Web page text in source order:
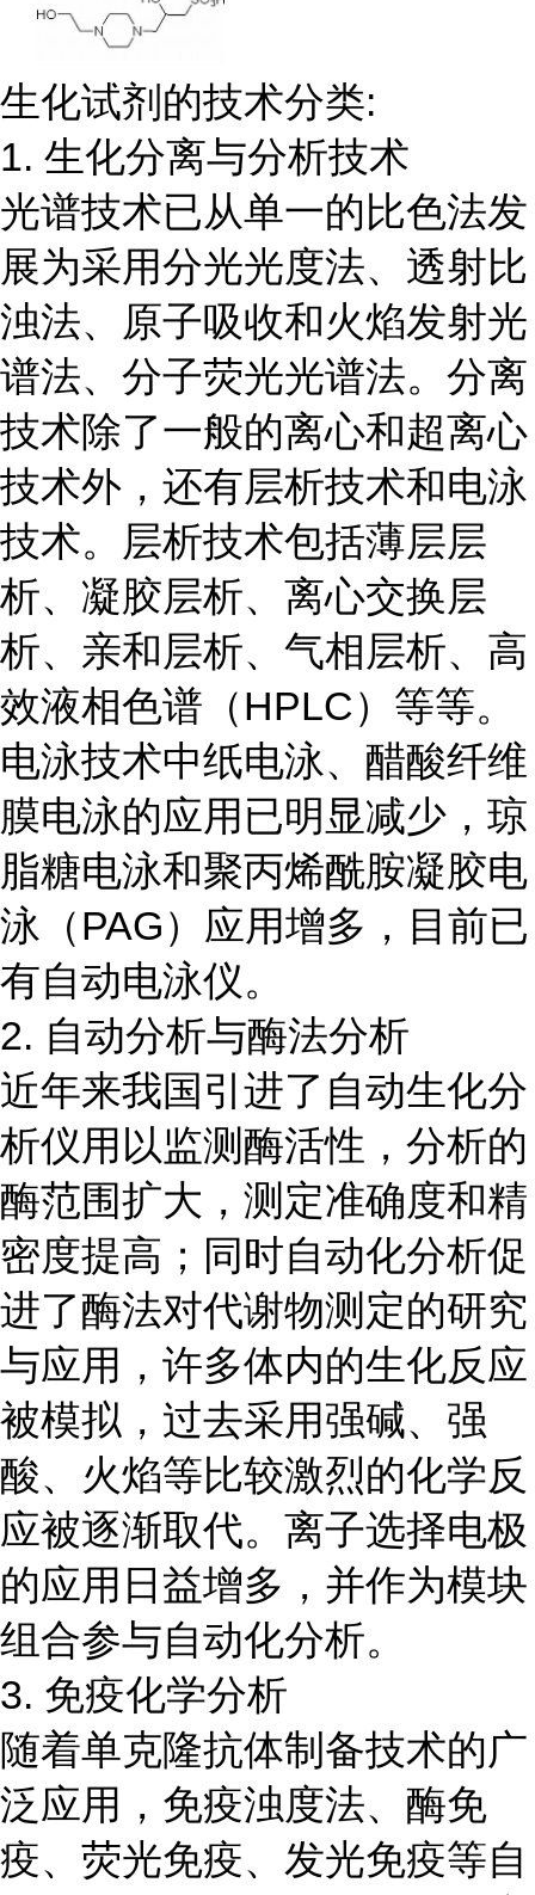
生化试剂的技术分类:
1. 生化分离与分析技术
光谱技术已从单一的比色法发
展为采用分光光度法、透射比
浊法、原子吸收和火焰发射光
谱法、分子荧光光谱法。分离
技术除了一般的离心和超离心
技术外，还有层析技术和电泳
技术。层析技术包括薄层层
析、凝胶层析、离心交换层
析、亲和层析、气相层析、高
效液相色谱（HPLC）等等。
电泳技术中纸电泳、醋酸纤维
膜电泳的应用已明显减少，琼
脂糖电泳和聚丙烯酰胺凝胶电
泳（PAG）应用增多，目前已
有自动电泳仪。
2. 自动分析与酶法分析
近年来我国引进了自动生化分
析仪用以监测酶活性，分析的
酶范围扩大，测定准确度和精
密度提高；同时自动化分析促
进了酶法对代谢物测定的研究
与应用，许多体内的生化反应
被模拟，过去采用强碱、强
酸、火焰等比较激烈的化学反
应被逐渐取代。离子选择电极
的应用日益增多，并作为模块
组合参与自动化分析。
3. 免疫化学分析
随着单克隆抗体制备技术的广
泛应用，免疫浊度法、酶免
疫、荧光免疫、发光免疫等自